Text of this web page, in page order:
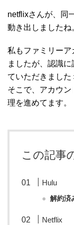
netflixさんが、同
動き出しましたね
私もファミリー
ましたが、認識
ていただきました
そこで、アカウ
理を進めてます。
この記事
Hulu
解約済
Netflix